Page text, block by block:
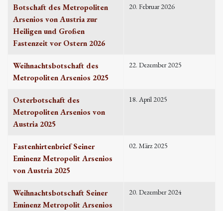
Botschaft des Metropoliten
Arsenios von Austria zur
Heiligen und Großen
Fastenzeit vor Ostern 2026
20. Februar 2026
Weihnachtsbotschaft des
Metropoliten Arsenios 2025
22. Dezember 2025
Osterbotschaft des
Metropoliten Arsenios von
Austria 2025
18. April 2025
Fastenhirtenbrief Seiner
Eminenz Metropolit Arsenios
von Austria 2025
02. März 2025
Weihnachtsbotschaft Seiner
Eminenz Metropolit Arsenios
20. Dezember 2024